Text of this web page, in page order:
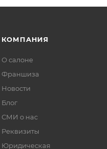
КОМПАНИЯ
О салоне
Франшиза
Новости
Блог
СМИ о нас
Реквизиты
Юридическая